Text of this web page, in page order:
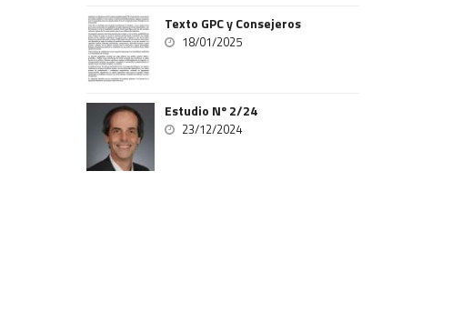
Texto GPC y Consejeros
18/01/2025
Estudio Nº 2/24
23/12/2024